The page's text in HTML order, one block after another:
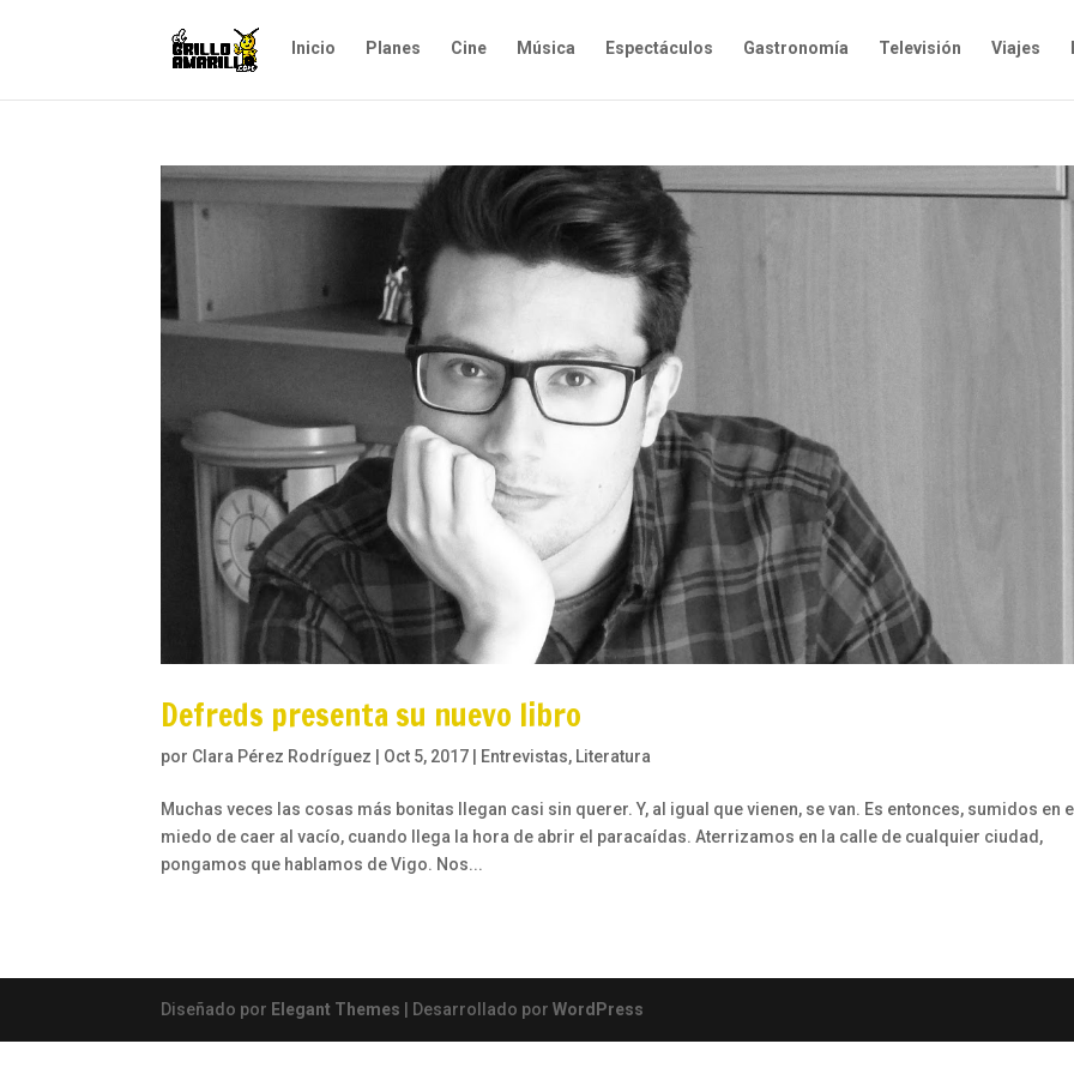
Inicio Planes Cine Música Espectáculos Gastronomía Televisión Viajes
Defreds presenta su nuevo libro
por Clara Pérez Rodríguez | Oct 5, 2017 | Entrevistas, Literatura
Muchas veces las cosas más bonitas llegan casi sin querer. Y, al igual que vienen, se van. Es entonces, sumidos en
miedo de caer al vacío, cuando llega la hora de abrir el paracaídas. Aterrizamos en la calle de cualquier ciudad,
pongamos que hablamos de Vigo. Nos...
Diseñado por Elegant Themes | Desarrollado porWordPress